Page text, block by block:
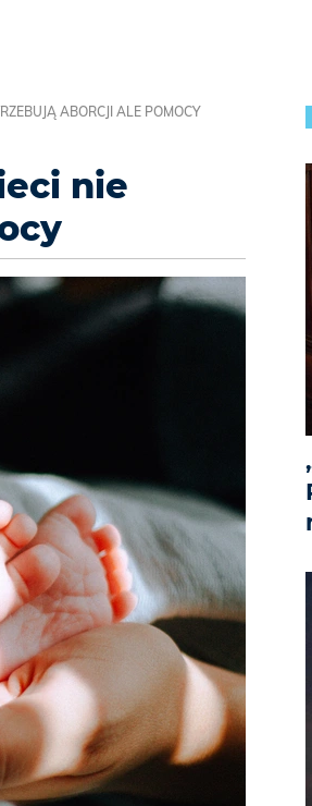
ABORCJI ALE POMOCY
nie